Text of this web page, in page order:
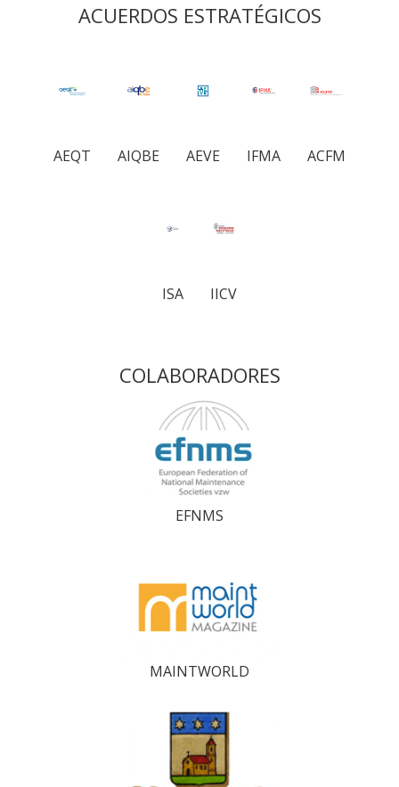
ACUERDOS ESTRATÉGICOS
AEQT AIQBE AEVE IFMA ACFM
ISA IICV
COLABORADORES
EFNMS
MAINTWORLD